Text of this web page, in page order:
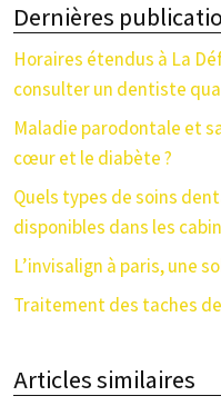
Dernières
Horaires étendus à La
consulter un dentiste
Maladie parodontale et
cœur et le diabète ?
Quels types de soins
disponibles dans les
L’invisalign à paris, une
Traitement des taches
Articles similaires